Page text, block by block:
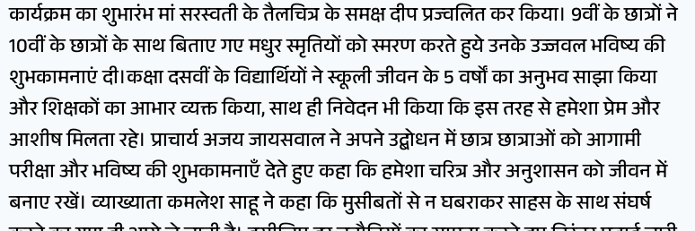
कार्यक्रम का शुभारंभ मां सरस्वती के तैलचित्र के समक्ष दीप प्रज्वलित कर किया। 9वीं के छात्रों ने
10वीं के छात्रों के साथ बिताए गए मधुर स्मृतियों को स्मरण करते हुये उनके उज्जवल भविष्य की
शुभकामनाएं दी।कक्षा दसवीं के विद्यार्थियों ने स्कूली जीवन के 5 वर्षों का अनुभव साझा किया
और शिक्षकों का आभार व्यक्त किया, साथ ही निवेदन भी किया कि इस तरह से हमेशा प्रेम और
आशीष मिलता रहे। प्राचार्य अजय जायसवाल ने अपने उद्बोधन में छात्र छात्राओं को आगामी
परीक्षा और भविष्य की शुभकामनाएँ देते हुए कहा कि हमेशा चरित्र और अनुशासन को जीवन में
बनाए रखें। व्याख्याता कमलेश साहू ने कहा कि मुसीबतों से न घबराकर साहस के साथ संघर्ष